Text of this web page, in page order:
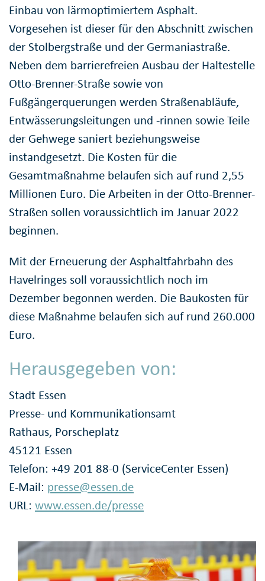
Einbau von lärmoptimiertem Asphalt.
Vorgesehen ist dieser für den Abschnitt zwischen
der Stolbergstraße und der Germaniastraße.
Neben dem barrierefreien Ausbau der Haltestelle
Otto-Brenner-Straße sowie von
Fußgängerquerungen werden Straßenabläufe,
Entwässerungsleitungen und -rinnen sowie Teile
der Gehwege saniert beziehungsweise
instandgesetzt. Die Kosten für die
Gesamtmaßnahme belaufen sich auf rund 2,55
Millionen Euro. Die Arbeiten in der Otto-Brenner-
Straßen sollen voraussichtlich im Januar 2022
beginnen.
Mit der Erneuerung der Asphaltfahrbahn des
Havelringes soll voraussichtlich noch im
Dezember begonnen werden. Die Baukosten für
diese Maßnahme belaufen sich auf rund 260.000
Euro.
Herausgegeben von:
Stadt Essen
Presse- und Kommunikationsamt
Rathaus, Porscheplatz
45121 Essen
Telefon: +49 201 88-0 (ServiceCenter Essen)
E-Mail: presse@essen.de
URL: www.essen.de/presse